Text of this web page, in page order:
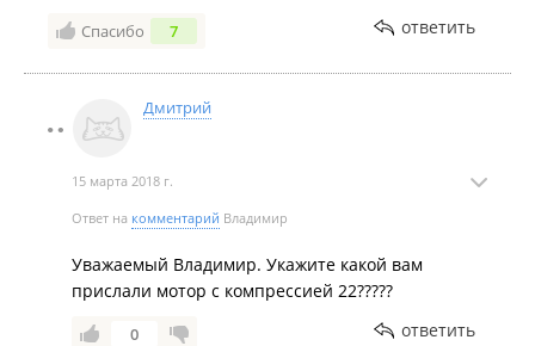
Спасибо 7 ответить
Дмитрий
15 марта 2018 г.
Ответ на комментарий Владимир
Уважаемый Владимир. Укажите какой вам
прислали мотор с компрессией 22?????
0 ответить